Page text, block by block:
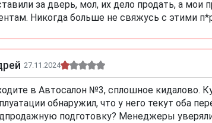
за дверь, мол, их дело продать, а
Никогда больше не свяжусь с этими
27.11.2024
в Автосалон №3, сплошное кидалово.
обнаружил, что у него текут оба
подготовку? Менеджеры